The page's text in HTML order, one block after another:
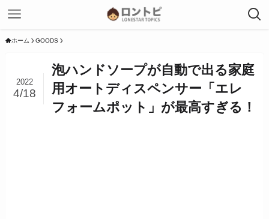
ホーム GOODS
泡ハンドソープが自動で出る家庭
用オートディスペンサー「エレ
フォームポット」が最高すぎる！
2022
4/18